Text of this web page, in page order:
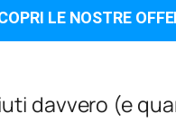
LE NOSTRE
davvero (e